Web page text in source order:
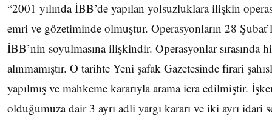
“2001 yılında İBB’de yapılan yolsuzluklara ilişkin
emri ve gözetiminde olmuştur. Operasyonların 28
İBB’nin soyulmasına ilişkindir. Operasyonlar sırasında
alınmamıştır. O tarihte Yeni şafak Gazetesinde firari
yapılmış ve mahkeme kararıyla arama icra edilmiştir.
olduğumuza dair 3 ayrı adli yargı kararı ve iki ayrı idari